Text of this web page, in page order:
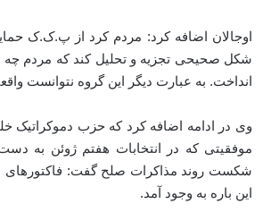
اوجالان اضافه کرد: مردم کرد از پ.ک.ک
شکل صحیحی تجزیه و تحلیل کند که مردم چه
انداخت. به عبارت دیگر این گروه نتوانست
وی در ادامه اضافه کرد که حزب دموکراتیک
موفقیتی که در انتخابات هفتم ژوئن به
شکست روند مذاکرات صلح گفت: فاکتورهای
این باره به وجود آمد.